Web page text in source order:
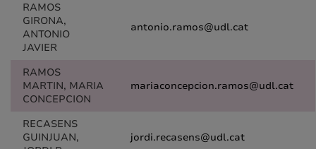
RAMOS
GIRONA,
ANTONIO
JAVIER
antonio.ramos@udl.cat
RAMOS
MARTIN, MARIA
CONCEPCION
mariaconcepcion.ramos@udl.cat
RECASENS
GUINJUAN,
jordi.recasens@udl.cat